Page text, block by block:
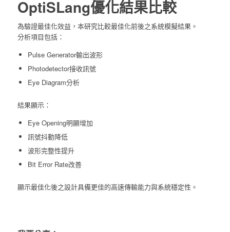
OptiSLang優化結果比較
為驗證最佳化效益，本研究比較最佳化前後之系統模擬結果。
分析項目包括：
Pulse Generator輸出波形
Photodetector接收訊號
Eye Diagram分析
結果顯示：
Eye Opening明顯增加
訊號抖動降低
波形完整性提升
Bit Error Rate改善
顯示最佳化後之設計具備更佳的高速傳輸能力與系統穩定性。